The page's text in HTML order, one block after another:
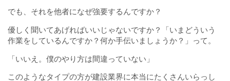
でも、それを他者になぜ強要するんですか？
優しく聞いてあげればいいじゃないですか？「いまどういう
作業をしているんですか？何か手伝いましょうか？」って。
「いいえ。僕のやり方は間違っていない」
このようなタイプの方が建設業界に本当にたくさんいらっし